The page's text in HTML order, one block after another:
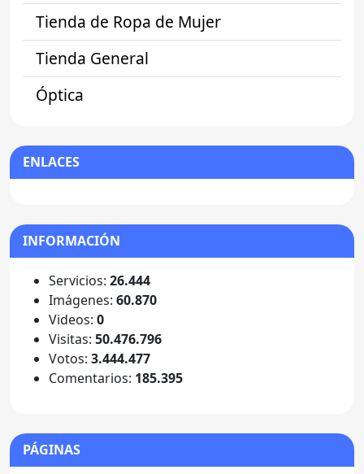
Tienda de Ropa de Mujer
Tienda General
Óptica
ENLACES
INFORMACIÓN
Servicios: 26.444
Imágenes: 60.870
Videos: 0
Visitas: 50.476.796
Votos: 3.444.477
Comentarios: 185.395
PÁGINAS